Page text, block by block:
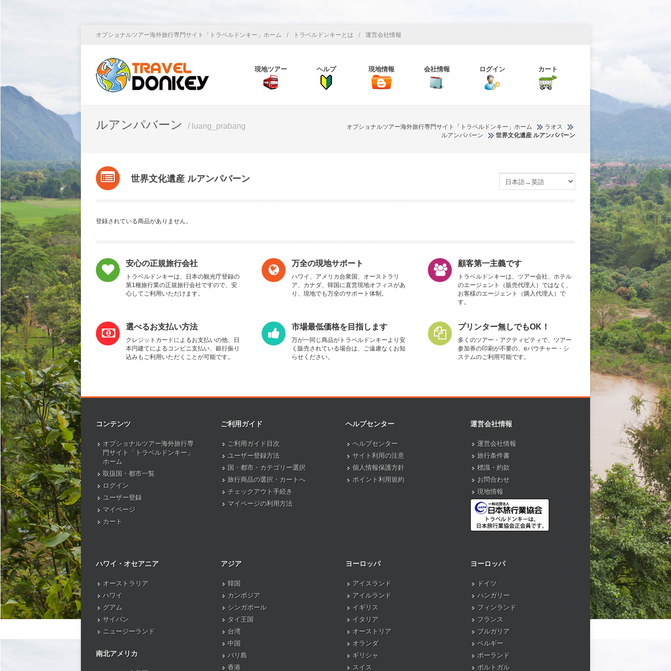
オプショナルツアー海外旅行専門サイト「トラベルドンキー」ホーム / トラベルドンキーとは / 運営会社情報
現地ツアー ヘルプ 現地情報 会社情報 ログイン カート
ルアンパバーン / luang_prabang オプショナルツアー海外旅行専門サイト「トラベルドンキー」ホーム
ラオス
ルアンパバーン
世界文化遺産 ルアンパバーン
世界文化遺産 ルアンパバーン
登録されている商品がありません。
安心の正規旅行会社
トラベルドンキーは、日本の観光庁登録の
第1種旅行業の正規旅行会社ですので、安
心してご利用いただけます。
万全の現地サポート
ハワイ、アメリカ合衆国、オーストラリ
ア、カナダ、韓国に直営現地オフィスがあ
り、現地でも万全のサポート体制。
顧客第一主義です
トラベルドンキーは、ツアー会社、ホテル
のエージェント（販売代理人）ではなく、
お客様のエージェント（購入代理人）で
す。
選べるお支払い方法
クレジットカードによるお支払いの他、日
本円建てによるコンビニ支払い、銀行振り
込みもご利用いただくことが可能です。
市場最低価格を目指します
万が一同じ商品がトラベルドンキーより安
く販売されている場合は、ご遠慮なくお知
らせください。
プリンター無しでもOK！
多くのツアー・アクティビティで、ツアー
参加券の印刷が不要の、eバウチャー・シ
ステムのご利用可能です。
コンテンツ
オプショナルツアー海外旅行専
門サイト「トラベルドンキー」
ホーム
取扱国・都市一覧
ログイン
ユーザー登録
マイページ
カート
ご利用ガイド
ご利用ガイド目次
ユーザー登録方法
国・都市・カテゴリー選択
旅行商品の選択・カートへ
チェックアウト手続き
マイページの利用方法
ヘルプセンター
ヘルプセンター
サイト利用の注意
個人情報保護方針
ポイント利用規約
運営会社情報
運営会社情報
旅行条件書
標識・約款
お問合わせ
現地情報
ハワイ・オセアニア
オーストラリア
ハワイ
グアム
サイパン
ニュージーランド
南北アメリカ
アジア
韓国
カンボジア
シンガポール
タイ王国
台湾
中国
バリ島
香港
ヨーロッパ
アイスランド
アイルランド
イギリス
イタリア
オーストリア
オランダ
ギリシャ
スイス
ヨーロッパ
ドイツ
ハンガリー
フィンランド
フランス
ブルガリア
ベルギー
ポーランド
ポルトガル